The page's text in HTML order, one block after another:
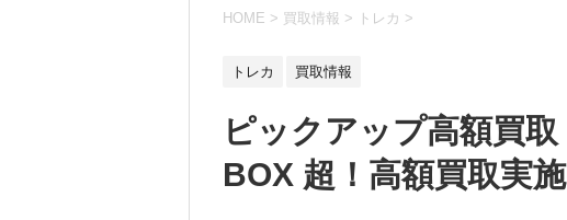
HOME > 買取情報 > トレカ >
トレカ 買取情報
ピックアップ高額買
BOX 超！高額買取実